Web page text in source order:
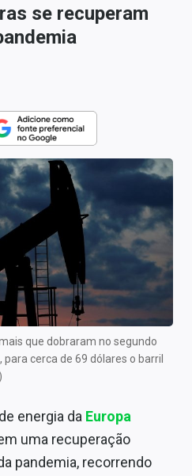
se recuperam
que dobraram no segundo
cerca de 69 dólares o barril
de energia da Europa
uma recuperação
pandemia, recorrendo